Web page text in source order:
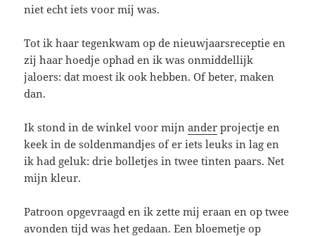
niet echt iets voor mij was.
Tot ik haar tegenkwam op de nieuwjaarsreceptie en
zij haar hoedje ophad en ik was onmiddellijk
jaloers: dat moest ik ook hebben. Of beter, maken
dan.
Ik stond in de winkel voor mijnander projectje en
keek in de soldenmandjes of er iets leuks in lag en
ik had geluk: drie bolletjes in twee tinten paars. Net
mijn kleur.
Patroon opgevraagd en ik zette mij eraan en op twee
avonden tijd was het gedaan. Een bloemetje op